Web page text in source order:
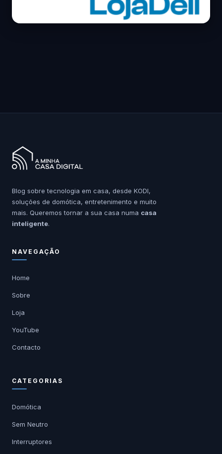
Blog sobre tecnologia em casa, desde KODI,
soluções de domótica, entretenimento e muito
mais. Queremos tornar a sua casa numa casa
inteligente.
NAVEGAÇÃO
Home
Sobre
Loja
YouTube
Contacto
CATEGORIAS
Domótica
Sem Neutro
Interruptores